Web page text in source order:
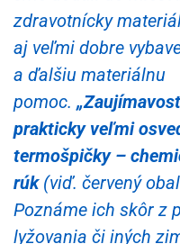
zdravotnícky
aj veľmi dobre
a ďalšiu materiálnu
pomoc.
prakticky veľmi
termošpičky –
rúk(viď. červený
Poznáme ich skôr z
lyžovania či iných